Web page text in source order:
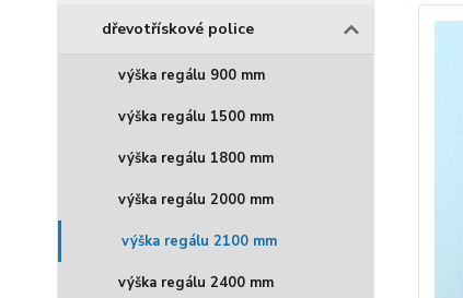
dřevotřískové police
výška regálu 900 mm
výška regálu 1500 mm
výška regálu 1800 mm
výška regálu 2000 mm
výška regálu 2100 mm
výška regálu 2400 mm